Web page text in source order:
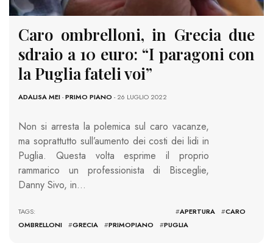
Caro ombrelloni, in Grecia due
sdraio a 10 euro: “I paragoni con
la Puglia fateli voi”
ADALISA MEI-PRIMO PIANO - 26 LUGLIO 2022
Non si arresta la polemica sul caro vacanze,
ma soprattutto sull’aumento dei costi dei lidi in
Puglia. Questa volta esprime il proprio
rammarico un professionista di Bisceglie,
Danny Sivo, in…
TAGS: #APERTURA #CARO
OMBRELLONI
#GRECIA #PRIMOPIANO #PUGLIA